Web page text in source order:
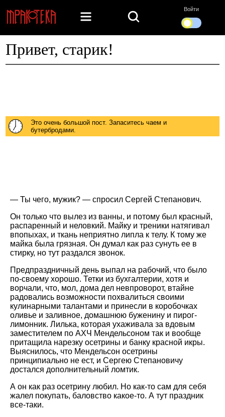
Войти
Привет, старик!
Это очень большой пост. Запаситесь чаем и
бутербродами.
— Ты чего, мужик? — спросил Сергей Степанович.
Он только что вылез из ванны, и потому был красный,
распаренный и неловкий. Майку и треники натягивал
впопыхах, и ткань неприятно липла к телу. К тому же
майка была грязная. Он думал как раз сунуть ее в
стирку, но тут раздался звонок.
Предпраздничный день выпал на рабочий, что было
по-своему хорошо. Тетки из бухгалтерии, хотя и
ворчали, что, мол, дома дел невпроворот, втайне
радовались возможности похвалиться своими
кулинарными талантами и принесли в коробочках
оливье и заливное, домашнюю буженину и пирог-
лимонник. Лилька, которая ухаживала за вдовым
заместителем по АХЧ Мендельсоном так и вообще
притащила нарезку осетрины и банку красной икры.
Выяснилось, что Мендельсон осетрины
принципиально не ест, и Сергею Степановичу
достался дополнительный ломтик.
А он как раз осетрину любил. Но как-то сам для себя
жалел покупать, баловство какое-то. А тут праздник
все-таки.